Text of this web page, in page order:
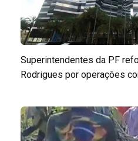
Superintendentes da PF
Rodrigues por operações